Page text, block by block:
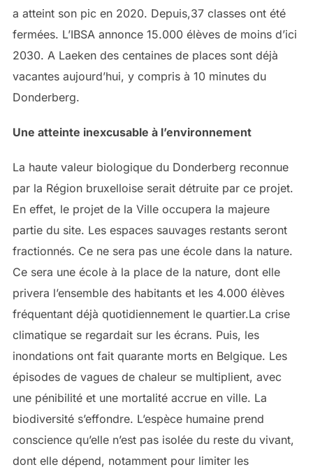
a atteint son pic en 2020. Depuis,37 classes ont été
fermées. L’IBSA annonce 15.000 élèves de moins d’ici
2030. A Laeken des centaines de places sont déjà
vacantes aujourd’hui, y compris à 10 minutes du
Donderberg.
Une atteinte inexcusable à l’environnement
La haute valeur biologique du Donderberg reconnue
par la Région bruxelloise serait détruite par ce projet.
En effet, le projet de la Ville occupera la majeure
partie du site. Les espaces sauvages restants seront
fractionnés. Ce ne sera pas une école dans la nature.
Ce sera une école à la place de la nature, dont elle
privera l’ensemble des habitants et les 4.000 élèves
fréquentant déjà quotidiennement le quartier.La crise
climatique se regardait sur les écrans. Puis, les
inondations ont fait quarante morts en Belgique. Les
épisodes de vagues de chaleur se multiplient, avec
une pénibilité et une mortalité accrue en ville. La
biodiversité s’effondre. L’espèce humaine prend
conscience qu’elle n’est pas isolée du reste du vivant,
dont elle dépend, notamment pour limiter les